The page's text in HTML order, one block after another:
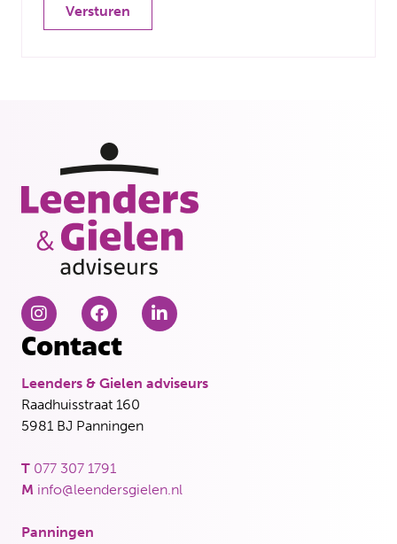
Versturen
Contact
Leenders & Gielen adviseurs
Raadhuisstraat 160
5981 BJ Panningen
T 077 307 1791
M info@leendersgielen.nl
Panningen